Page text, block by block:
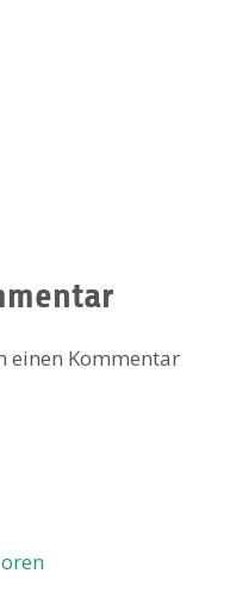
einen Kommentar